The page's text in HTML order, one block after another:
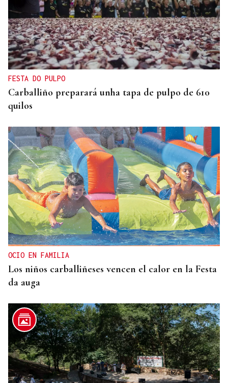
FESTA DO PULPO
Carballiño preparará unha tapa de pulpo de 610
quilos
OCIO EN FAMILIA
Los niños carballiñeses vencen el calor en la Festa
da auga